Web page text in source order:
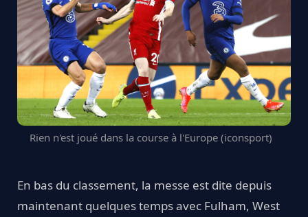
Rien n'est joué dans la course à l'Europe (iconsport)
En bas du classement, la messe est dite depuis
maintenant quelques temps avec Fulham, West